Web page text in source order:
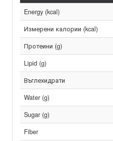
Energy (kcal)
Измерени калории (kcal)
Протеини (g)
Lipid (g)
Въглехидрати
Water (g)
Sugar (g)
Fiber